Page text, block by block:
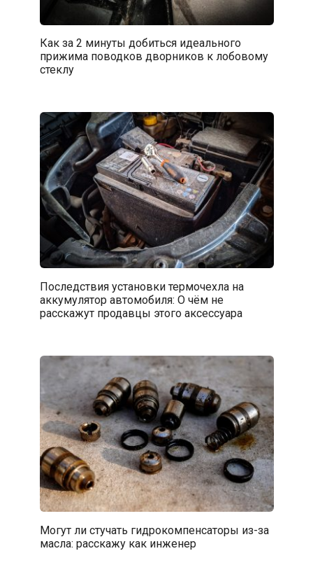
Как за 2 минуты добиться идеального
прижима поводков дворников к лобовому
стеклу
Последствия установки термочехла на
аккумулятор автомобиля: О чём не
расскажут продавцы этого аксессуара
Могут ли стучать гидрокомпенсаторы из-за
масла: расскажу как инженер